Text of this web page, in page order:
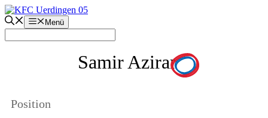
Zum
Inhalt
springen
Menü
Samir Azirar
Position